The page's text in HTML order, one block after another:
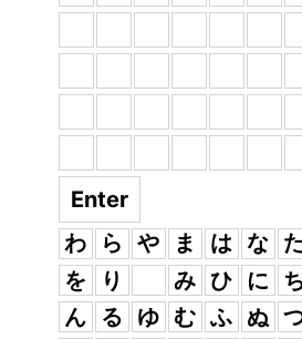
Enter
わ
ら や ま は な
を
り み ひ に
ん
る ゆ む ふ ぬ